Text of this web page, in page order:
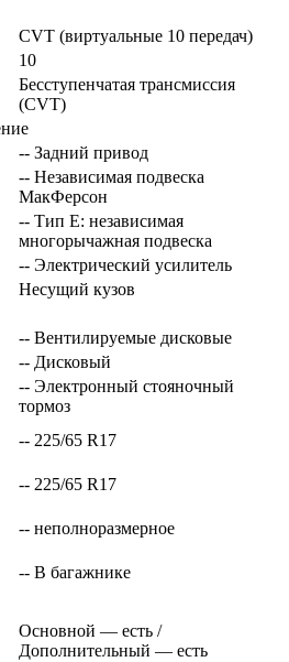
CVT (виртуальные 10 передач)
10
Бесступенчатая трансмиссия
(CVT)
-- Задний привод
-- Независимая подвеска
МакФерсон
-- Тип E: независимая
многорычажная подвеска
-- Электрический усилитель
Несущий кузов
-- Вентилируемые дисковые
-- Дисковый
-- Электронный стояночный
тормоз
-- 225/65 R17
-- 225/65 R17
-- неполноразмерное
-- В багажнике
Основной — есть /
Дополнительный — есть